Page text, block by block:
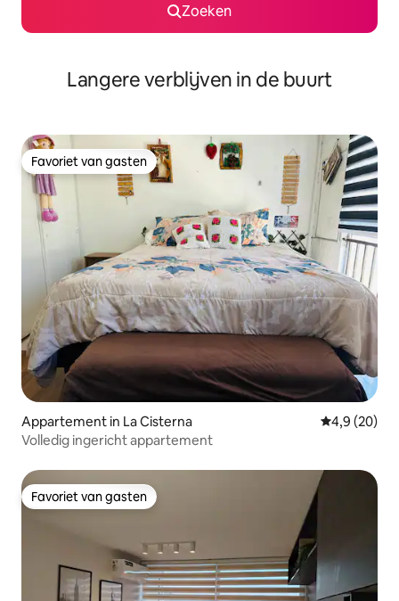
Zoeken
Langere verblijven in de buurt
Favoriet van gasten
Favoriet van gasten
Appartement in La Cisterna Gemiddelde
4,9 (20)
Volledig ingericht appartement
Favoriet van gasten
Favoriet van gasten